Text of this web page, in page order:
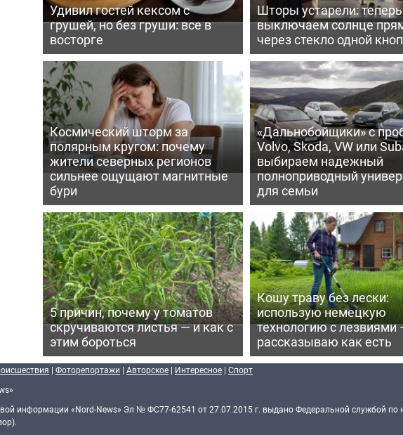
Удивил гостей кексом с
грушей, но без груши: все в
восторге
Шторы устарели:
выключаем солнце
через стекло одной
Космический шторм за
полярным кругом: почему
жители северных регионов
сильнее ощущают магнитные
бури
«Дальнобойщики» с
Volvo, Skoda, VW или
выбираем надежный
полноприводный
для семьи
5 причин, почему у томатов
скручиваются листья — и как с
этим бороться
Кошу траву без лески:
использую немецкую
технологию с лезвиями
рассказываю как есть
| Фоторепортажи | Авторское | Интересное | Спорт
информации «Nord-News» Эл № ФС77-62541 от 27.07.2015 г. выдано Федеральной службой по